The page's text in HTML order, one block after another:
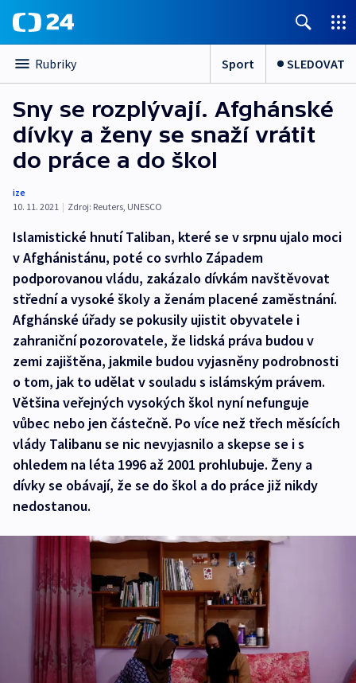
Rubriky Sport SLEDOVAT
Sny se rozplývají. Afghánské
dívky a ženy se snaží vrátit
do práce a do škol
ize
10. 11. 2021 | Zdroj: Reuters, UNESCO
Islamistické hnutí Taliban, které se v srpnu ujalo moci
v Afghánistánu, poté co svrhlo Západem
podporovanou vládu, zakázalo dívkám navštěvovat
střední a vysoké školy a ženám placené zaměstnání.
Afghánské úřady se pokusily ujistit obyvatele i
zahraniční pozorovatele, že lidská práva budou v
zemi zajištěna, jakmile budou vyjasněny podrobnosti
o tom, jak to udělat v souladu s islámským právem.
Většina veřejných vysokých škol nyní nefunguje
vůbec nebo jen částečně. Po více než třech měsících
vlády Talibanu se nic nevyjasnilo a skepse se i s
ohledem na léta 1996 až 2001 prohlubuje. Ženy a
dívky se obávají, že se do škol a do práce již nikdy
nedostanou.